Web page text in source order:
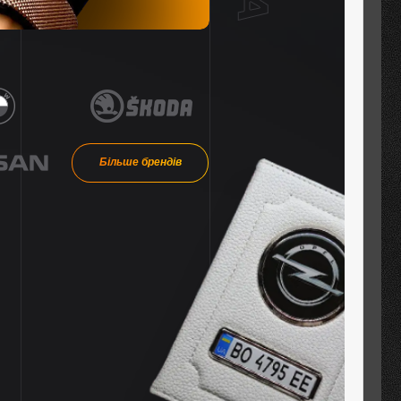
Більше брендів